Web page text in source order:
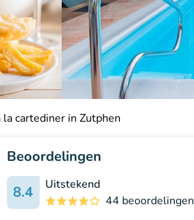
cartediner in Zutphen
Beoordelingen
8.4
Uitstekend
44 beoordelingen